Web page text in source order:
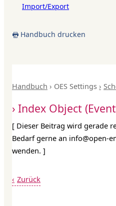
Import/Export
Handbuch drucken
Handbuch OES Settings
Index Object
[ Dieser Beitrag wird gerade
Bedarf gerne an info@open-
wenden. ]
Zurück